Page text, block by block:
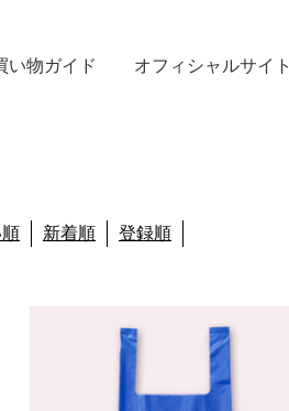
い物ガイド オフィシャルサイト
新着順
登録順